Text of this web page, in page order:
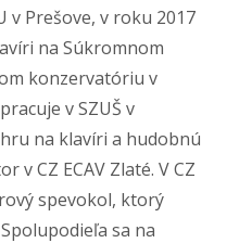
v Prešove, v roku 2017
na Súkromnom
konzervatóriu v
v SZUŠ v
na klavíri a hudobnú
v CZ ECAV Zlaté. V CZ
spevokol, ktorý
sa na